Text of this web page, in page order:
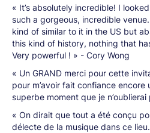
« It’s absolutely incredible! I
such a gorgeous, incredible
kind of similar to it in the US but
this kind of history, nothing that
Very powerful ! » - Cory Wong
« Un GRAND merci pour cette
pour m’avoir fait confiance encore
superbe moment que je
« On dirait que tout a été conçu
délecte de la musique dans ce